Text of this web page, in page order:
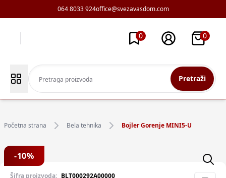
064 8033 924office@svezavasdom.com
0 0
Pretraži
Početna strana Bela tehnika Bojler Gorenje MINI5-U
-10%
Šifra proizvoda: BLT000292A00000